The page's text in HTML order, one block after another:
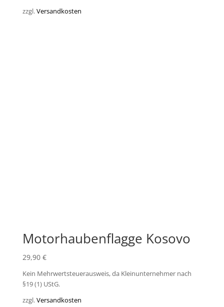
zzgl.Versandkosten
Motorhaubenflagge Kosovo
29,90 €
Kein Mehrwertsteuerausweis, da Kleinunternehmer nach
§19 (1) UStG.
zzgl.Versandkosten